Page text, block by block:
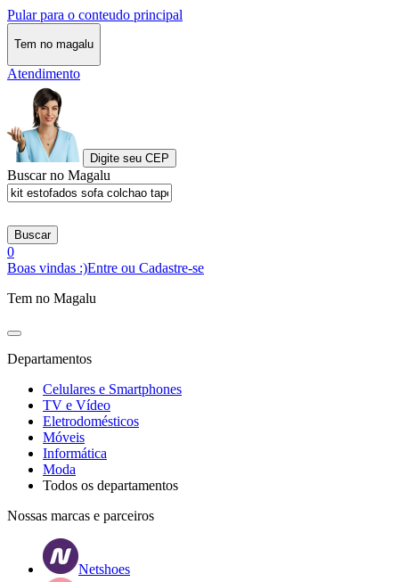
Pular para o conteudo principal
Tem no magalu
Atendimento
Digite seu CEP
Buscar no Magalu
Buscar
0
Boas vindas :)Entre ou Cadastre-se
Tem no Magalu
Departamentos
Celulares e Smartphones
TV e Vídeo
Eletrodomésticos
Móveis
Informática
Moda
Todos os departamentos
Nossas marcas e parceiros
Netshoes